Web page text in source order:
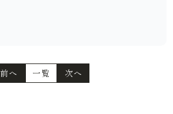
前へ 一覧 次へ